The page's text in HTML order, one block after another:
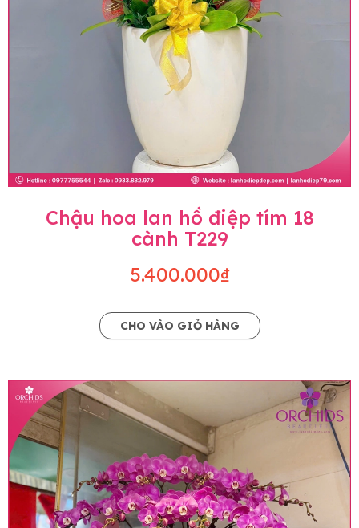
Chậu hoa lan hồ điệp tím 18
cành T229
5.400.000₫
CHO VÀO GIỎ HÀNG